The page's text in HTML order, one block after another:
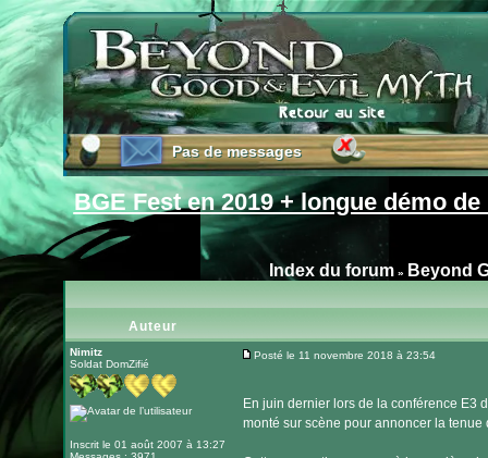
Pas de messages
Pas de messages
BGE Fest en 2019 + longue démo
Index du forum» Beyond
Auteur
Nimitz
Soldat DomZifié
Inscrit le 01 août 2007 à 13:27
Posté le 11 novembre 2018 à 23:54
En juin dernier lors de la conférence E3
monté sur scène pour annoncer la